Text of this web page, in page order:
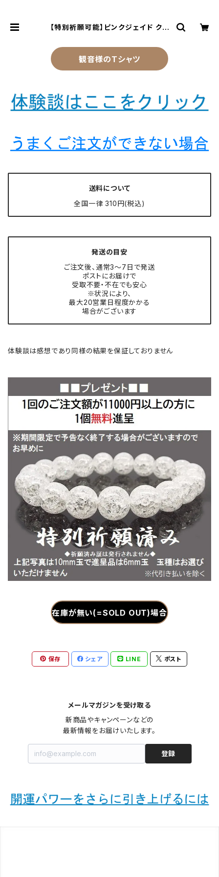
【特別祈願可能】ピンクジェイド クリ
運アップする観音様乃御守(観音様の
お守り)
観音様のTシャツ
送料について
全国一律 310円(税込)
発送の目安
ご注文後、通常3〜7日で発送
ポストにお届けで
受取不要・不在でも安心
※状況により、
最大20営業日程度かかる
場合がございます
体験談は感想であり同様の結果を保証しておりません
在庫が無い(=SOLD OUT)場合
保存 シェア LINE ポスト
メールマガジンを受け取る
新商品やキャンペーンなどの
最新情報をお届けいたします。
登録